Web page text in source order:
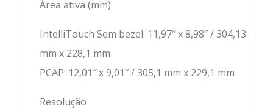
Área ativa (mm)
IntelliTouch Sem bezel: 11,97″ x 8,98″ / 304,13
mm x 228,1 mm
PCAP: 12,01″ x 9,01″ / 305,1 mm x 229,1 mm
Resolução